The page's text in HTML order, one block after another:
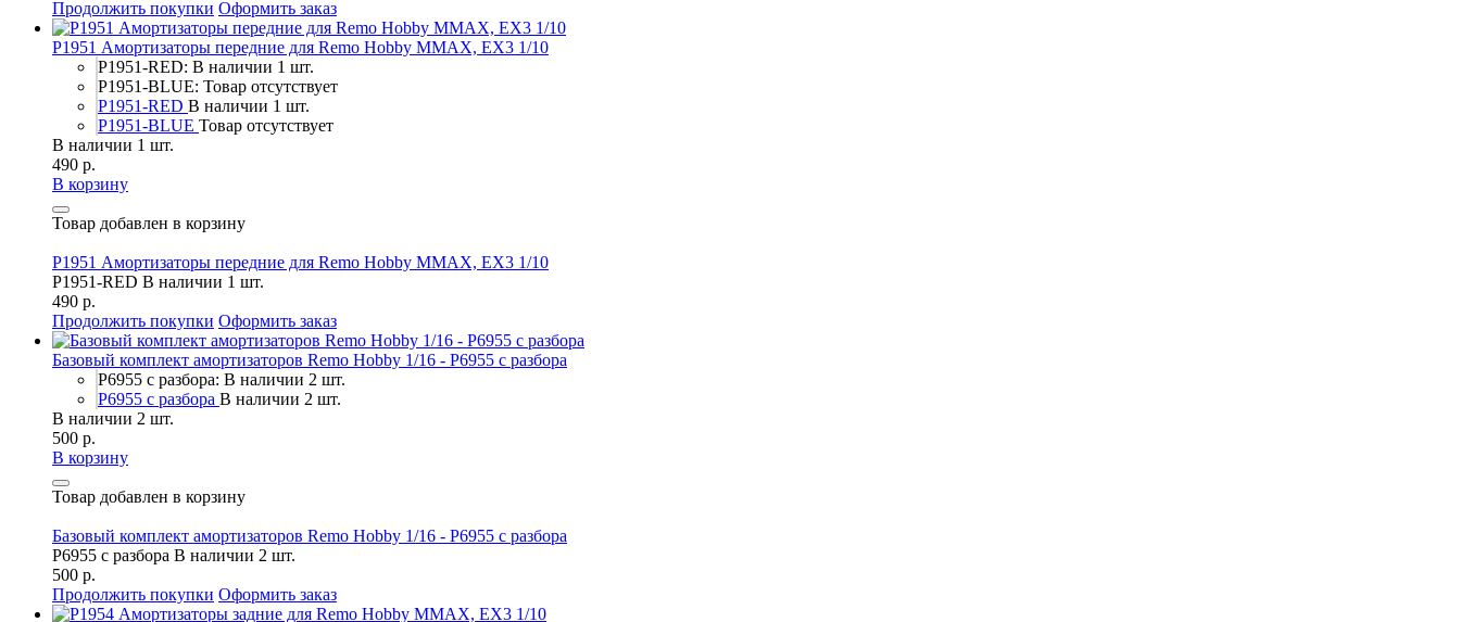
Продолжить покупки Оформить заказ
P1951 Амортизаторы передние для Remo Hobby MMAX, EX3 1/10
P1951-RED: В наличии 1 шт.
P1951-BLUE: Товар отсутствует
P1951-RED В наличии 1 шт.
P1951-BLUE Товар отсутствует
В наличии 1 шт.
490 р.
В корзину
Товар добавлен в корзину
P1951 Амортизаторы передние для Remo Hobby MMAX, EX3 1/10
P1951-RED В наличии 1 шт.
490 р.
Продолжить покупки Оформить заказ
Базовый комплект амортизаторов Remo Hobby 1/16 - P6955 с разбора
P6955 с разбора: В наличии 2 шт.
P6955 с разбора В наличии 2 шт.
В наличии 2 шт.
500 р.
В корзину
Товар добавлен в корзину
Базовый комплект амортизаторов Remo Hobby 1/16 - P6955 с разбора
P6955 с разбора В наличии 2 шт.
500 р.
Продолжить покупки Оформить заказ